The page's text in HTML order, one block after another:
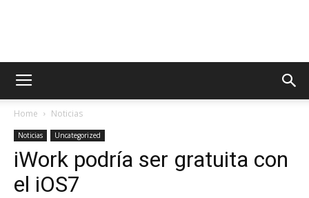
AppsTonic
Home Noticias
Noticias Uncategorized
iWork podría ser gratuita con
el iOS7